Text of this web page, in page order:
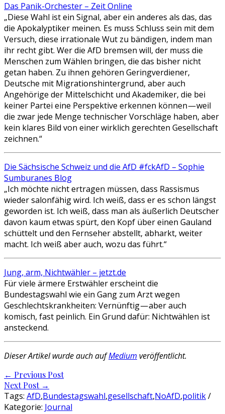
Das Panik-Orchester – Zeit Online
„Diese Wahl ist ein Signal, aber ein anderes als das, das
die Apokalyptiker meinen. Es muss Schluss sein mit dem
Versuch, diese irrationale Wut zu bändigen, indem man
ihr recht gibt. Wer die AfD bremsen will, der muss die
Menschen zum Wählen bringen, die das bisher nicht
getan haben. Zu ihnen gehören Geringverdiener,
Deutsche mit Migrationshintergrund, aber auch
Angehörige der Mittelschicht und Akademiker, die bei
keiner Partei eine Perspektive erkennen können — weil
die zwar jede Menge technischer Vorschläge haben, aber
kein klares Bild von einer wirklich gerechten Gesellschaft
zeichnen.“
Die Sächsische Schweiz und die AfD #fckAfD – Sophie
Sumburanes Blog
„Ich möchte nicht ertragen müssen, dass Rassismus
wieder salonfähig wird. Ich weiß, dass er es schon längst
geworden ist. Ich weiß, dass man als äußerlich Deutscher
davon kaum etwas spürt, den Kopf über einen Gauland
schüttelt und den Fernseher abstellt, abharkt, weiter
macht. Ich weiß aber auch, wozu das führt.“
Jung, arm, Nichtwähler – jetzt.de
Für viele ärmere Erstwähler erscheint die
Bundestagswahl wie ein Gang zum Arzt wegen
Geschlechtskrankheiten: Vernünftig — aber auch
komisch, fast peinlich. Ein Grund dafür: Nichtwählen ist
ansteckend.
Dieser Artikel wurde auch aufMedium veröffentlicht.
Post
navigation
← Previous Post
Next Post →
Tags: AfD,Bundestagswahl,gesellschaft,NoAfD,politik/
Kategorie: Journal